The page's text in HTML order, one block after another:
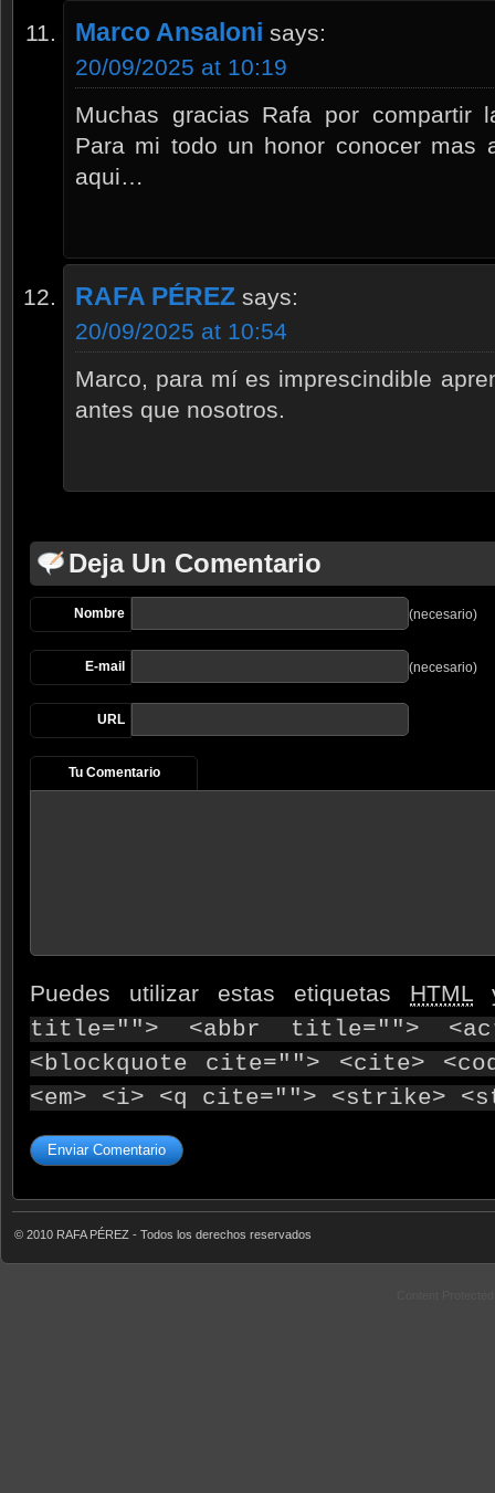
Marco Ansaloni says:
20/09/2025 at 10:19
Muchas gracias Rafa por compartir
Para mi todo un honor conocer mas
aqui…
RAFA PÉREZ says:
20/09/2025 at 10:54
Marco, para mí es imprescindible
antes que nosotros.
Deja Un Comentario
Nombre (necesario)
E-mail (necesario)
URL
Tu Comentario
Puedes utilizar estas etiquetas HTML
title=""> <abbr title="">
<blockquote cite=""> <cite>
<em> <i> <q cite=""> <strike>
© 2010 RAFA PÉREZ - Todos los derechos reservados